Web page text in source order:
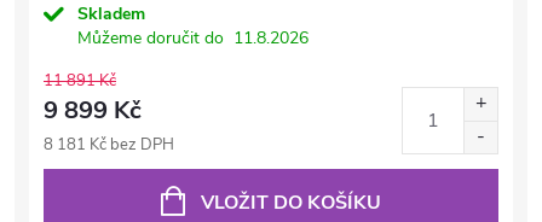
Skladem
Můžeme doručit do 11.8.2026
11 891 Kč
9 899 Kč
8 181 Kč bez DPH
VLOŽIT DO KOŠÍKU